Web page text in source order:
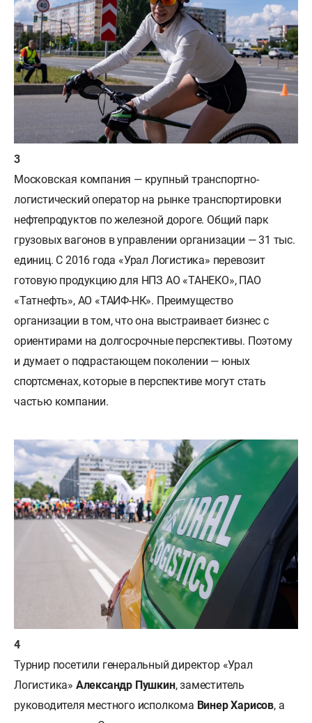
Московская компания — крупный транспортно-
логистический оператор на рынке транспортировки
нефтепродуктов по железной дороге. Общий парк
грузовых вагонов в управлении организации — 31 тыс.
единиц. С 2016 года «Урал Логистика» перевозит
готовую продукцию для НПЗ АО «ТАНЕКО», ПАО
«Татнефть», АО «ТАИФ-НК». Преимущество
организации в том, что она выстраивает бизнес с
ориентирами на долгосрочные перспективы. Поэтому
и думает о подрастающем поколении — юных
спортсменах, которые в перспективе могут стать
частью компании.
Турнир посетили генеральный директор «Урал
Логистика» Александр Пушкин, заместитель
руководителя местного исполкома Винер Харисов, а